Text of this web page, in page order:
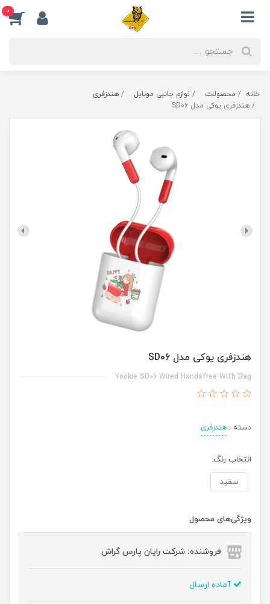
0
خانه محصولات لوازم جانبی موبایل
هندزفری
هندزفری یوکی مدل SD06
هندزفری یوکی مدل SD06
Yookie SD06 Wired Handsfree With Bag
دسته : هندزفری
انتخاب رنگ:
سفید
ویژگی‌های محصول
فروشنده: شرکت رایان پارس گراش
آماده ارسال